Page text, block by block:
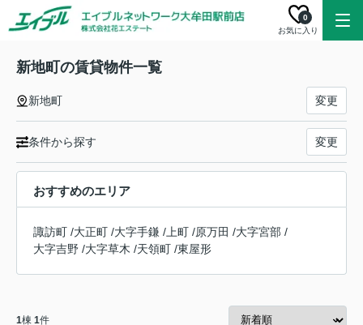
お気に入り
0
新地町の賃貸物件一覧
新地町 変更
条件から探す 変更
おすすめのエリア
諏訪町 /大正町 /大字手鎌 / 上町 /原万田 /大字宮部 /
大字吉野 /大字草木 /天領町 /東屋形
1棟 1件